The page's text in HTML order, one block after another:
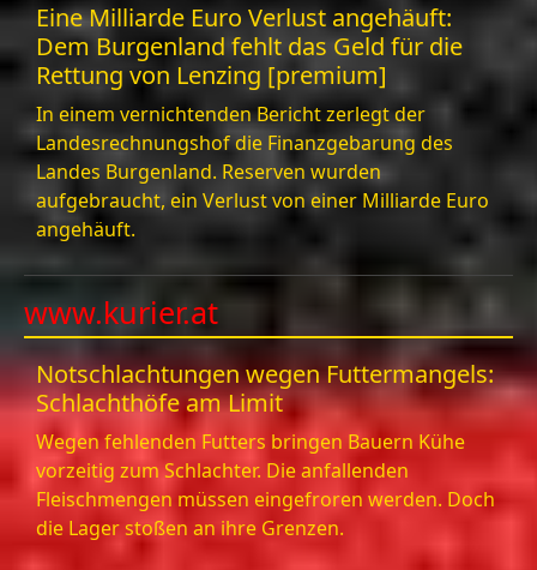
Eine Milliarde Euro Verlust angehäuft:
Dem Burgenland fehlt das Geld für die
Rettung von Lenzing [premium]
In einem vernichtenden Bericht zerlegt der
Landesrechnungshof die Finanzgebarung des
Landes Burgenland. Reserven wurden
aufgebraucht, ein Verlust von einer Milliarde Euro
angehäuft.
www.kurier.at
Notschlachtungen wegen Futtermangels:
Schlachthöfe am Limit
Wegen fehlenden Futters bringen Bauern Kühe
vorzeitig zum Schlachter. Die anfallenden
Fleischmengen müssen eingefroren werden. Doch
die Lager stoßen an ihre Grenzen.